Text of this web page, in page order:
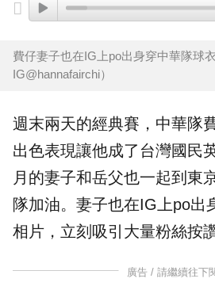
費仔妻子也在IG上po出身穿中華隊球
IG@hannafairchi）
週末兩天的經典賽，中華隊
出色表現讓他成了台灣國民
月的妻子和岳父也一起到東
隊加油。妻子也在IG上po出
相片，立刻吸引大量粉絲按讚
廣告 / 請繼續往下